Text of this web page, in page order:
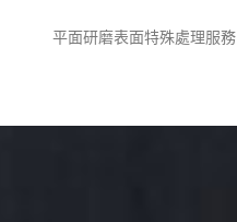
平面研磨表面特殊處理服務